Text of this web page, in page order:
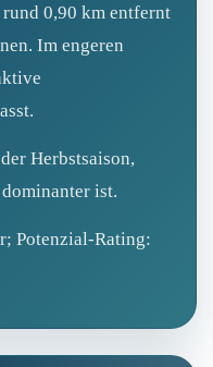
0,90 km entfernt
Im engeren
Herbstsaison,
ist.
Potenzial‑Rating: